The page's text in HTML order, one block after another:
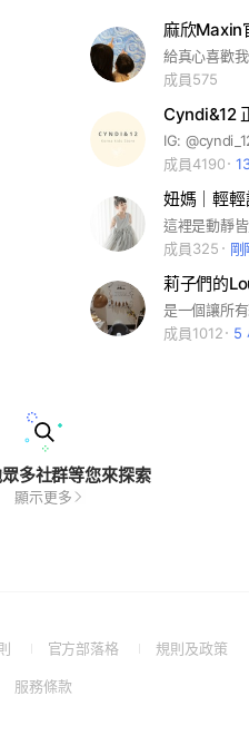
麻欣Maxin
成員575
Cyndi&12
成員4190
妞媽｜輕
成員325
剛
莉子們的
成員1012
5
多社群等您來探索
顯示更多
(Open
a
官方部落格
(Open規則及政策
服務條款(Open